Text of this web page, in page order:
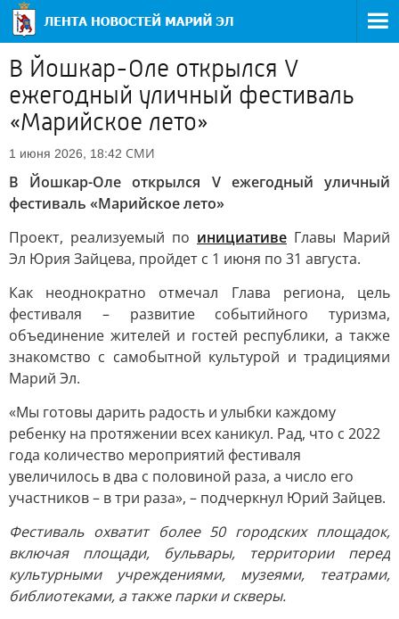
В Йошкар-Оле открылся V
ежегодный уличный фестиваль
«Марийское лето»
1 июня 2026, 18:42 СМИ
В Йошкар-Оле открылся V ежегодный уличный
фестиваль «Марийское лето»
Проект, реализуемый по инициативе Главы Марий
Эл Юрия Зайцева, пройдет с 1 июня по 31 августа.
Как неоднократно отмечал Глава региона, цель
фестиваля – развитие событийного туризма,
объединение жителей и гостей республики, а также
знакомство с самобытной культурой и традициями
Марий Эл.
«Мы готовы дарить радость и улыбки каждому
ребенку на протяжении всех каникул. Рад, что с 2022
года количество мероприятий фестиваля
увеличилось в два с половиной раза, а число его
участников – в три раза», – подчеркнул Юрий Зайцев.
Фестиваль охватит более 50 городских площадок,
включая площади, бульвары, территории перед
культурными учреждениями, музеями, театрами,
библиотеками, а также парки и скверы.